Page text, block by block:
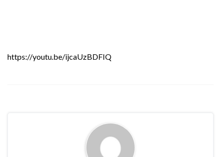
https://youtu.be/ijcaUzBDFIQ